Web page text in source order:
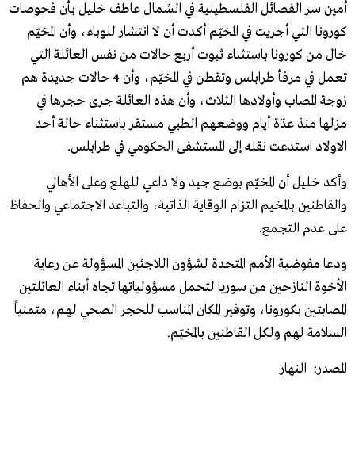
أمين سر الفصائل الفلسطينية في الشمال عاطف خليل بأن فحوصات
كورونا التي أجريت في المخيّم أكدت أن لا انتشار للوباء، وأن المخيّم
خال من كورونا باستثناء ثبوت أربع حالات من نفس العائلة التي
تعمل في مرفأ طرابلس وتقطن في المخيّم، وأن 4 حالات جديدة هم
زوجة المصاب وأولادها الثلاث، وأن هذه العائلة جرى حجرها في
مزلها منذ عدّة أيام ووضعهم الطبي مستقر باستثناء حالة أحد
الاولاد استدعت نقله إلى المستشفى الحكومي في طرابلس.
وأكد خليل أن المخيّم بوضع جيد ولا داعي للهلع وعلى الأهالي
والقاطنين بالمخيم التزام الوقاية الذاتية، والتباعد الاجتماعي والحفاظ
على عدم التجمع.
ودعا مفوضية الأمم المتحدة لشؤون اللاجئين المسؤولة عن رعاية
الأخوة النازحين من سوريا لتحمل مسؤولياتها تجاه أبناء العائلتين
المصابتين بكورونا، وتوفير المكان المناسب للحجر الصحي لهم، متمنياً
السلامة لهم ولكل القاطنين بالمخيّم.
المصدر: النهار